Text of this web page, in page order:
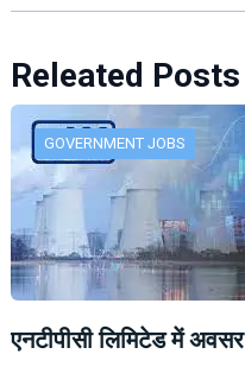
Releated Posts
GOVERNMENT JOBS
एनटीपीसी लिमिटेड में अवसर